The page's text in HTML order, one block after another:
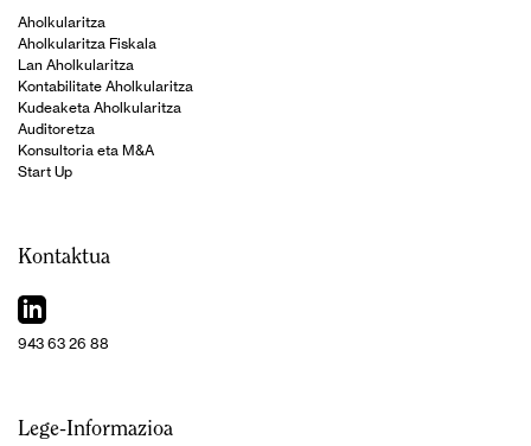
Aholkularitza
Aholkularitza Fiskala
Lan Aholkularitza
Kontabilitate Aholkularitza
Kudeaketa Aholkularitza
Auditoretza
Konsultoria eta M&A
Start Up
Kontaktua
943 63 26 88
Lege-Informazioa